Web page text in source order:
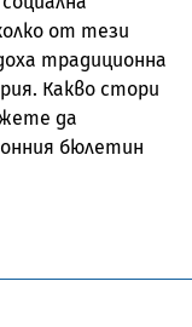
от тези
традиционна
Какво стори
да
бюлетин